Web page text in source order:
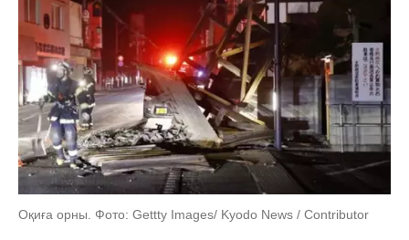
Оқиға орны. Фото: Gettty Images/ Kyodo News / Contributor